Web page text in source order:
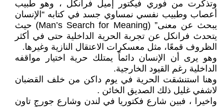
وتذكرت من فوري فيكتور إميل فرانكل ، وهو طبيب
أعصاب وطبيب نفسي نمساوي جسد في كتابه “الإنسان
يبحث عن معنى” (Man’s Search for Meaning) حيث
يتحدث فرانكل عن تجربة الحرية الداخلية حتى في أكثر
الظروف قمعًا، مثل معسكرات الاعتقال النازية وغيرها.
وهو يرى أن الإنسان دائماً يمتلك حرية اختيار مواقفه
الداخلية رغم القيود الخارجية.
وهنا استنشقت الحرية في يوم داكن من خلف القضبان
لاشفي غليل ذلك الصديق الخائن .
واخيرا ، فبين شارع فكتوريا في لندن وشارع جورج تاون